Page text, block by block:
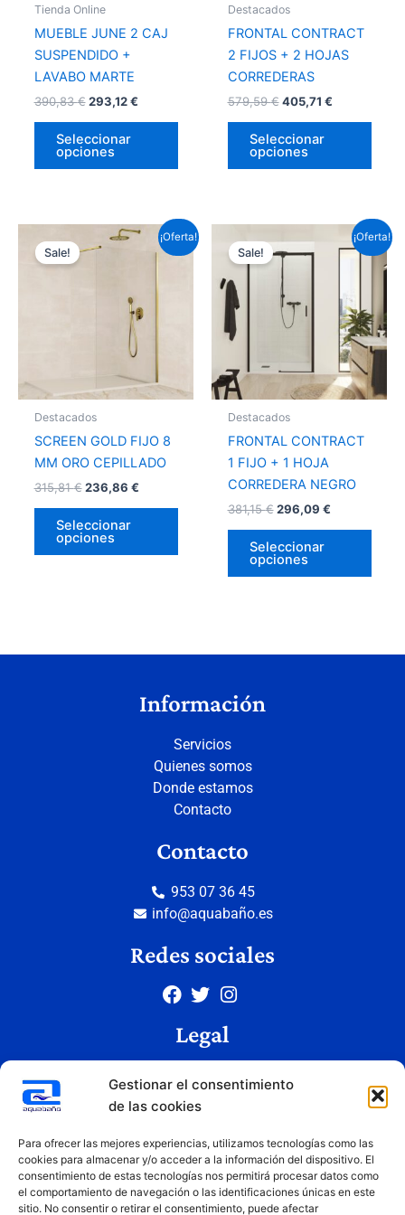
Gestionar el consentimiento
de las cookies
Para ofrecer las mejores experiencias, utilizamos tecnologías como las
cookies para almacenar y/o acceder a la información del dispositivo. El
consentimiento de estas tecnologías nos permitirá procesar datos como
el comportamiento de navegación o las identificaciones únicas en este
sitio. No consentir o retirar el consentimiento, puede afectar
Tienda Online
MUEBLE JUNE 2 CAJ
SUSPENDIDO +
LAVABO MARTE
390,83€ 293,12€
Seleccionar
opciones
Destacados
FRONTAL CONTRACT
2 FIJOS + 2 HOJAS
CORREDERAS
579,59€ 405,71 €
Seleccionar
opciones
¡Oferta!
Sale!
Destacados
SCREEN GOLD FIJO 8
MM ORO CEPILLADO
315,81€ 236,86 €
Seleccionar
opciones
Este
producto
múltiples
variantes.
se
¡Oferta!
Sale!
Destacados
FRONTAL CONTRACT
1 FIJO + 1 HOJA
CORREDERA NEGRO
381,15€ 296,09 €
Seleccionar
opciones
Este
Las
se
Información
Servicios
Quienes somos
Donde estamos
Contacto
Contacto
953 07 36 45
info@aquabaño.es
Redes sociales
Legal
Política de privacidad
Condiciones de uso
Copyright © 2026 Aquabaño | Todos los derechos reservados